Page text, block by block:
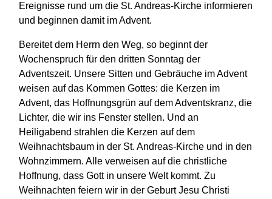
Ereignisse rund um die St. Andreas-Kirche informieren
und beginnen damit im Advent.
Bereitet dem Herrn den Weg, so beginnt der
Wochenspruch für den dritten Sonntag der
Adventszeit. Unsere Sitten und Gebräuche im Advent
weisen auf das Kommen Gottes: die Kerzen im
Advent, das Hoffnungsgrün auf dem Adventskranz, die
Lichter, die wir ins Fenster stellen. Und an
Heiligabend strahlen die Kerzen auf dem
Weihnachtsbaum in der St. Andreas-Kirche und in den
Wohnzimmern. Alle verweisen auf die christliche
Hoffnung, dass Gott in unsere Welt kommt. Zu
Weihnachten feiern wir in der Geburt Jesu Christi